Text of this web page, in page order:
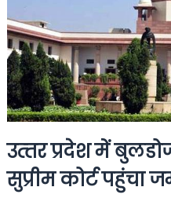
उत्‍तर प्रदेश में
सुप्रीम कोर्ट पहुंचा